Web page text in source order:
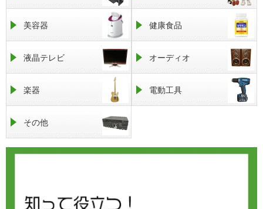
美容器 健康食品
液晶テレビ オーディオ
楽器 電動工具
その他